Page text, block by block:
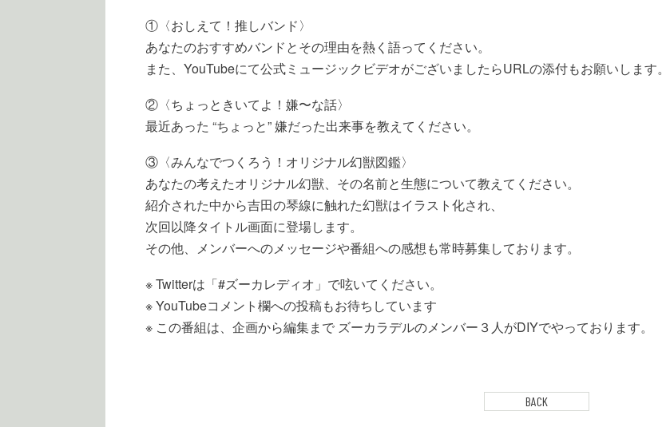
①〈おしえて！推しバンド〉
あなたのおすすめバンドとその理由を熱く語ってください。
また、YouTubeにて公式ミュージックビデオがございましたらURLの添付もお願いします。
②〈ちょっときいてよ！嫌〜な話〉
最近あった “ちょっと” 嫌だった出来事を教えてください。
③〈みんなでつくろう！オリジナル幻獣図鑑〉
あなたの考えたオリジナル幻獣、その名前と生態について教えてください。
紹介された中から吉田の琴線に触れた幻獣はイラスト化され、
次回以降タイトル画面に登場します。
その他、メンバーへのメッセージや番組への感想も常時募集しております。
※ Twitterは「#ズーカレディオ」で呟いてください。
※ YouTubeコメント欄への投稿もお待ちしています
※ この番組は、企画から編集まで ズーカラデルのメンバー３人がDIYでやっております。
BACK